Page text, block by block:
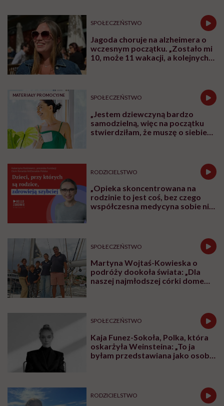
SPOŁECZEŃSTWO
Jagoda choruje na alzheimera o
wczesnym początku. „Zostało mi
10, może 11 wakacji, a kolejnych
MATERIAŁY PROMOCYJNE SPOŁECZEŃSTWO
„Jestem dziewczyną bardzo
samodzielną, więc na początku
stwierdziłam, że muszę o siebie
RODZICIELSTWO
„Opieka skoncentrowana na
rodzinie to jest coś, bez czego
współczesna medycyna sobie nie
SPOŁECZEŃSTWO
Martyna Wojtaś-Kowieska o
podróży dookoła świata: „Dla
naszej najmłodszej córki domem
SPOŁECZEŃSTWO
Kaja Funez-Sokoła, Polka, która
oskarżyła Weinsteina: „To ja
byłam przedstawiana jako osoba,
RODZICIELSTWO